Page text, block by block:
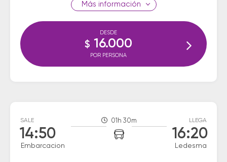
información
DESDE
$ 16.000
POR PERSONA
SALE
14:50
Embarcacion
01h 30m LLEGA
16:20
Ledesma